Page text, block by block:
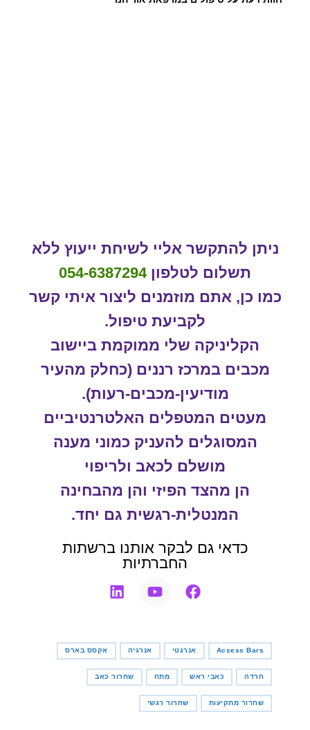
ניתן להתקשר אליי לשיחת ייעוץ ללא
תשלום לטלפון054-6387294
כמו כן, אתם מוזמנים ליצור איתי קשר
לקביעת טיפול.
הקליניקה שלי ממוקמת ביישוב
מכבים במרכז רננים (כחלק מהעיר
מודיעין-מכבים-רעות).
מעטים המטפלים האלטרנטיביים
המסוגלים להעניק כמוני מענה
מושלם לכאב ולריפוי
הן מהצד הפיזי והן מהבחינה
המנטלית-רגשית גם יחד.
כדאי גם לבקר אותנו ברשתות
החברתיות
Acsess Bars אנרגטי אנרגיה אקסס בארס
חרדה כאבי ראש מתח שחרור כאב
שחרור מתקיעות שחרור רגשי מאמרים